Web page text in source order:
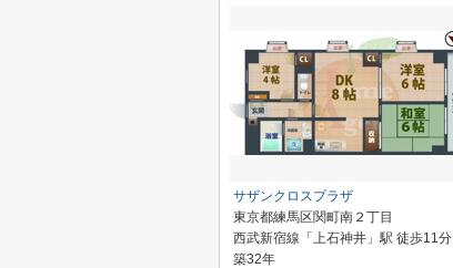
サザンクロスプラザ
東京都練馬区関町南２丁目
西武新宿線「上石神井」駅 徒歩11分
築32年